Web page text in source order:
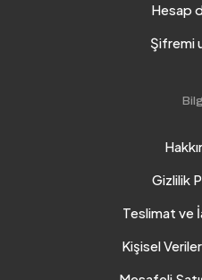
Hesap
Şifremi
Gizlilik
Teslimat ve
Kişisel